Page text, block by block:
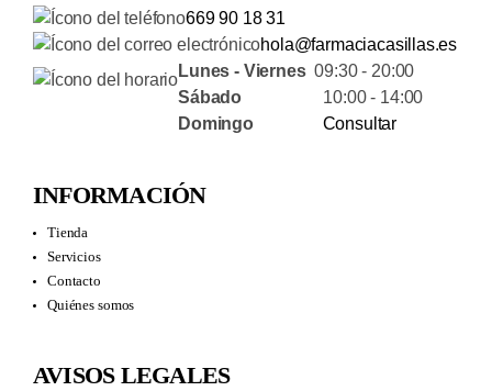
669 90 18 31
hola@farmaciacasillas.es
Lunes - Viernes09:30 - 20:00
Sábado 10:00 - 14:00
Domingo
Consultar
INFORMACIÓN
Tienda
Servicios
Contacto
Quiénes somos
AVISOS LEGALES